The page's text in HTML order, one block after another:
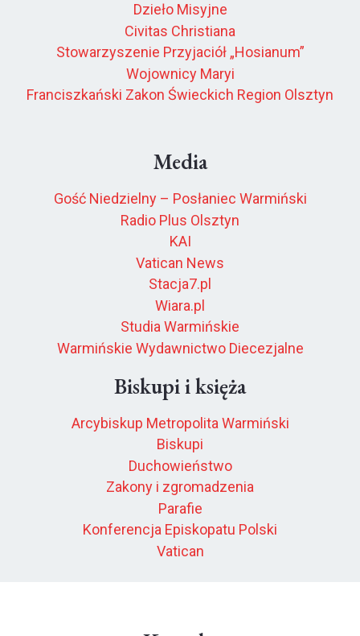
Dzieło Misyjne
Civitas Christiana
Stowarzyszenie Przyjaciół „Hosianum”
Wojownicy Maryi
Franciszkański Zakon Świeckich Region Olsztyn
Media
Gość Niedzielny – Posłaniec Warmiński
Radio Plus Olsztyn
KAI
Vatican News
Stacja7.pl
Wiara.pl
Studia Warmińskie
Warmińskie Wydawnictwo Diecezjalne
Biskupi i księża
Arcybiskup Metropolita Warmiński
Biskupi
Duchowieństwo
Zakony i zgromadzenia
Parafie
Konferencja Episkopatu Polski
Vatican